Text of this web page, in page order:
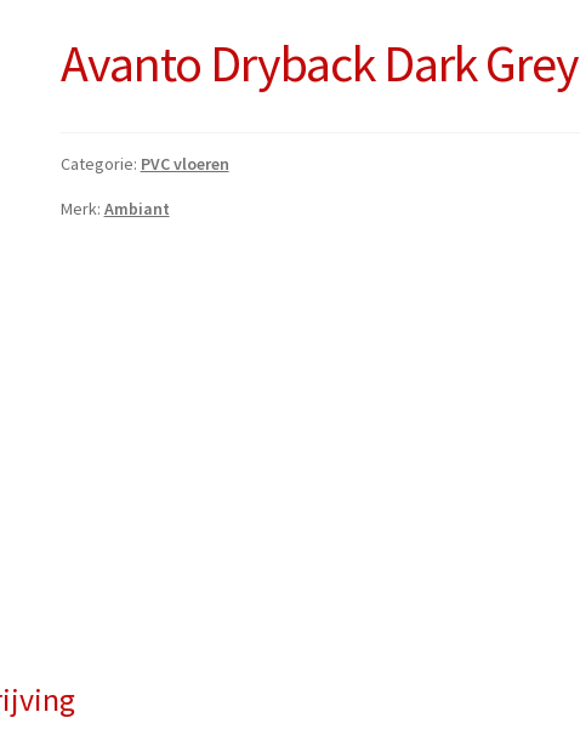
Avanto Dryback Dark Grey
Categorie: PVC vloeren
Merk: Ambiant